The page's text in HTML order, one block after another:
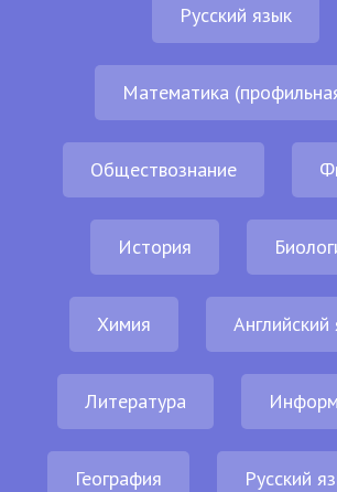
Русский язык
Математика
Обществознание
История
Химия Английский
Литература
География Русский